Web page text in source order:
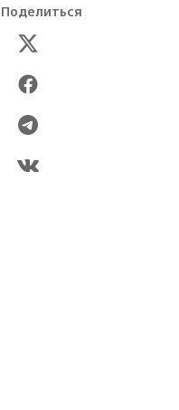
Поделиться